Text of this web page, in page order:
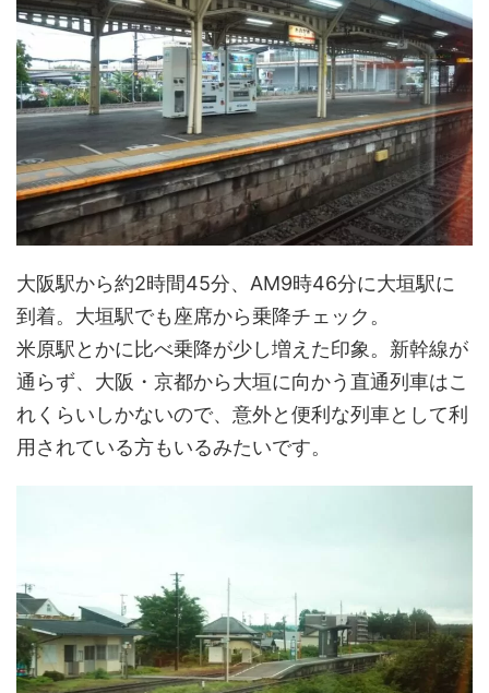
大阪駅から約2時間45分、AM9時46分に大垣駅に
到着。大垣駅でも座席から乗降チェック。
米原駅とかに比べ乗降が少し増えた印象。新幹線が
通らず、大阪・京都から大垣に向かう直通列車はこ
れくらいしかないので、意外と便利な列車として利
用されている方もいるみたいです。